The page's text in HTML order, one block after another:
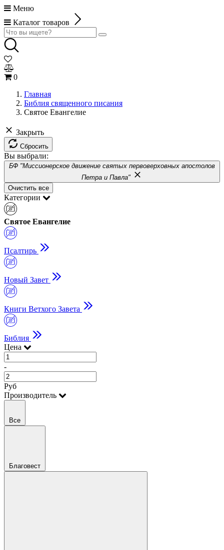
Меню
Каталог товаров
0
Главная
Библия священного писания
Святое Евангелие
Закрыть
Сбросить
Вы выбрали:
БФ "Миссионерское движение святых первоверховных апостолов
Петра и Павла"
Очистить все
Категории
Святое Евангелие
Псалтирь
Новый Завет
Книги Ветхого Завета
Библия
Цена
-
Руб
Производитель
Все
Благовест